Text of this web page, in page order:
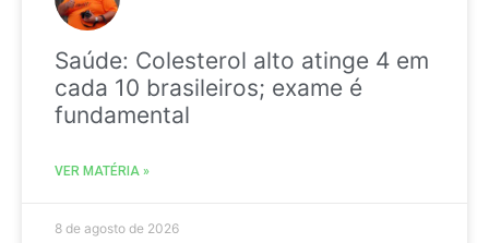
Saúde: Colesterol alto atinge 4 em
cada 10 brasileiros; exame é
fundamental
VER MATÉRIA »
8 de agosto de 2026